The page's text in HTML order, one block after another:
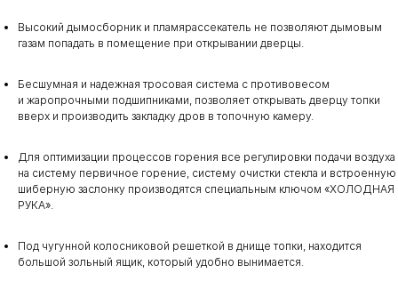
Высокий дымосборник и пламярассекатель не позволяют дымовым
газам попадать в помещение при открывании дверцы.
Бесшумная и надежная тросовая система с противовесом
и жаропрочными подшипниками, позволяет открывать дверцу топки
вверх и производить закладку дров в топочную камеру.
Для оптимизации процессов горения все регулировки подачи воздуха
на систему первичное горение, систему очистки стекла и встроенную
шиберную заслонку производятся специальным ключом «ХОЛОДНАЯ
РУКА».
Под чугунной колосниковой решеткой в днище топки, находится
большой зольный ящик, который удобно вынимается.